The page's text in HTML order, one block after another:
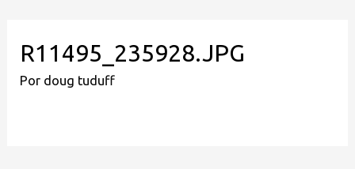
R11495_235928.JPG
Por doug tuduff